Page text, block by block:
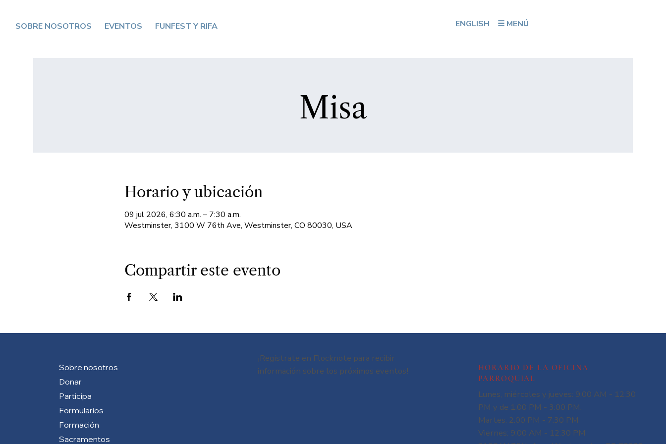
ENGLISH ☰ MENÚ
SOBRE NOSOTROS EVENTOS FUNFEST Y RIFA
Misa
Horario y ubicación
09 jul 2026, 6:30 a.m. – 7:30 a.m.
Westminster, 3100 W 76th Ave, Westminster, CO 80030, USA
Compartir este evento
Sobre nosotros
Donar
Participa
Formularios
Formación
Sacramentos
¡Regístrate en Flocknote para recibir
información sobre los próximos eventos!
HORARIO DE LA OFICINA
PARROQUIAL
Lunes, miércoles y jueves: 9:00 AM - 12:30
PM y de 1:00 PM - 3:00 PM.
Martes: 2:00 PM - 7:30 PM
Viernes: 9:00 AM - 12:30 PM